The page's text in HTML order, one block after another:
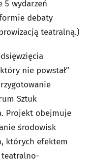
5 wydarzeń
debaty
teatralną.)
nie powstał”
Sztuk
Projekt obejmuje
środowisk
których efektem
teatralno-